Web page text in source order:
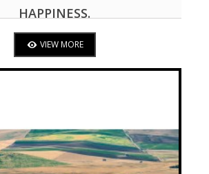
HAPPINESS.
VIEW MORE